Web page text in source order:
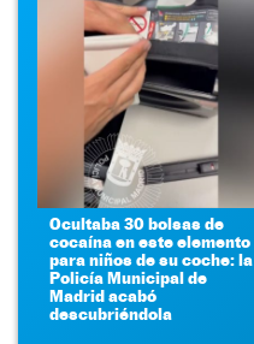
Ocultaba 30 bolsas de
cocaína en este elemento
para niños de su coche: la
Policía Municipal de
Madrid acabó
descubriéndola